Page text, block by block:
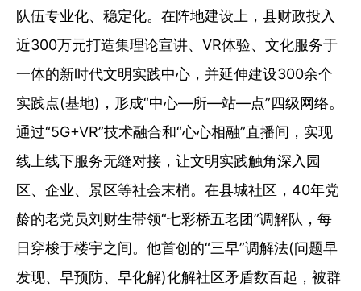
队伍专业化、稳定化。在阵地建设上，县财政投入
近300万元打造集理论宣讲、VR体验、文化服务于
一体的新时代文明实践中心，并延伸建设300余个
实践点(基地)，形成“中心—所—站—点”四级网络。
通过“5G+VR”技术融合和“心心相融”直播间，实现
线上线下服务无缝对接，让文明实践触角深入园
区、企业、景区等社会末梢。在县城社区，40年党
龄的老党员刘财生带领“七彩桥五老团”调解队，每
日穿梭于楼宇之间。他首创的“三早”调解法(问题早
发现、早预防、早化解)化解社区矛盾数百起，被群